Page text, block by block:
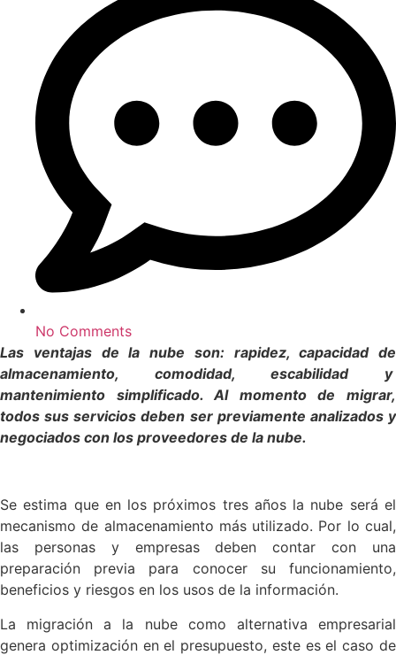
No Comments
Las ventajas de la nube son: rapidez, capacidad de
almacenamiento, comodidad, escabilidad y
mantenimiento simplificado. Al momento de migrar,
todos sus servicios deben ser previamente analizados y
negociados con los proveedores de la nube.
Se estima que en los próximos tres años la nube será el
mecanismo de almacenamiento más utilizado. Por lo cual,
las personas y empresas deben contar con una
preparación previa para conocer su funcionamiento,
beneficios y riesgos en los usos de la información.
La migración a la nube como alternativa empresarial
genera optimización en el presupuesto, este es el caso de